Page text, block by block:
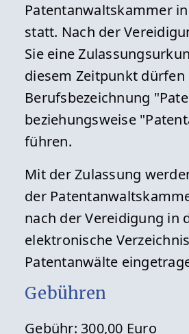
Patentanwaltskammer
statt. Nach der
Sie eine
diesem Zeitpunkt dürfen
Berufsbezeichnung
beziehungsweise
führen.
Mit der Zulassung
der
nach der Vereidigung in
elektronische
Patentanwälte
Gebühren
Gebühr: 300,00 Euro